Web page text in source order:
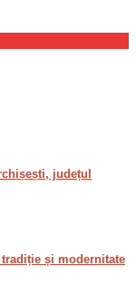
județul
și modernitate